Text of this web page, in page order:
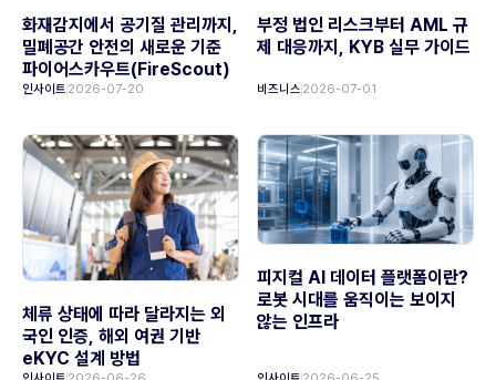
화재감지에서 공기질 관리까지,
밀폐공간 안전의 새로운 기준
파이어스카우트(FireScout)
인사이트 2026-07-20
부정 법인 리스크부터 AML 규
제 대응까지, KYB 실무 가이드
비즈니스 2026-07-01
체류 상태에 따라 달라지는 외
국인 인증, 해외 여권 기반
eKYC 설계 방법
피지컬 AI 데이터 플랫폼이란?
로봇 시대를 움직이는 보이지
않는 인프라